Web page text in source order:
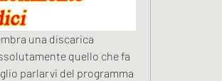
una discarica
quello che fa
parlarvi del programma